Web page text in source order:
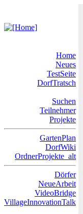
Home
Neues
TestSeite
DorfTratsch
Suchen
Teilnehmer
Projekte
GartenPlan
DorfWiki
OrdnerProjekte_alt
Dörfer
NeueArbeit
VideoBridge
VillageInnovationTalk